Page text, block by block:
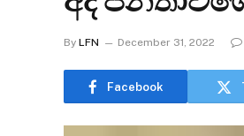
By LFN December 31, 2022
Facebook